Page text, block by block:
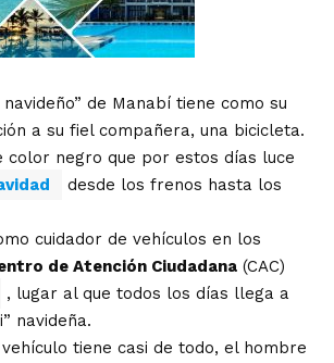
de Manabí tiene como su
a su fiel compañera, una bicicleta.
color negro que por estos días luce
desde los frenos hasta los
cuidador de vehículos en los
de Atención Ciudadana (CAC)
, lugar al que todos los días llega a
navideña.
tiene casi de todo, el hombre